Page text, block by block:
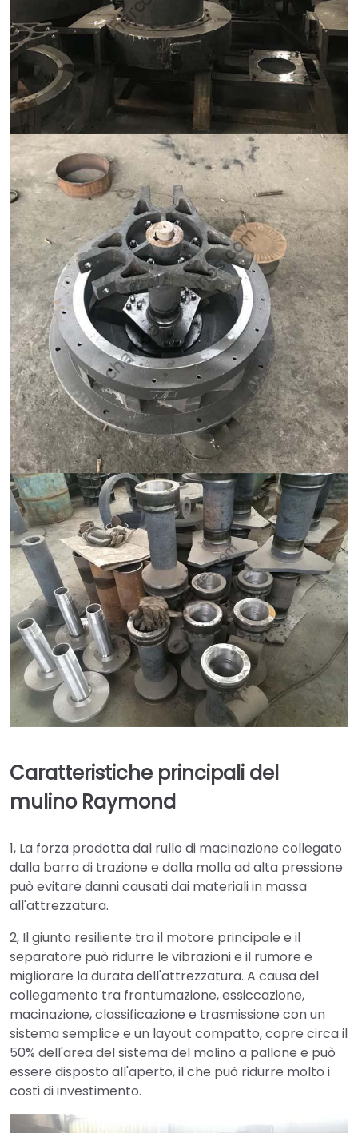
Caratteristiche principali del
mulino Raymond
1, La forza prodotta dal rullo di macinazione collegato
dalla barra di trazione e dalla molla ad alta pressione
può evitare danni causati dai materiali in massa
all'attrezzatura.
2, Il giunto resiliente tra il motore principale e il
separatore può ridurre le vibrazioni e il rumore e
migliorare la durata dell'attrezzatura. A causa del
collegamento tra frantumazione, essiccazione,
macinazione, classificazione e trasmissione con un
sistema semplice e un layout compatto, copre circa il
50% dell'area del sistema del molino a pallone e può
essere disposto all'aperto, il che può ridurre molto i
costi di investimento.